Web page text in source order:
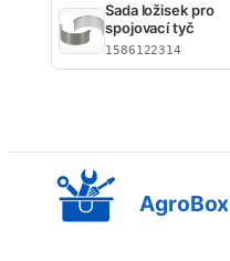
Sada ložisek pro
spojovací tyč
1586122314
AgroBox